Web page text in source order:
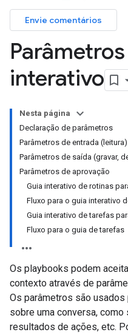
Envie comentários
interativo
Nesta página
Declaração de parâmetros
Parâmetros de entrada (leitura)
Parâmetros de saída (gravar,
Parâmetros de aprovação
Guia interativo de rotinas
Fluxo para o guia interativo
Guia interativo de tarefas
Fluxo para o guia de tarefas
Os playbooks podem
contexto através de
Os parâmetros são
sobre uma conversa,
resultados de ações, etc.